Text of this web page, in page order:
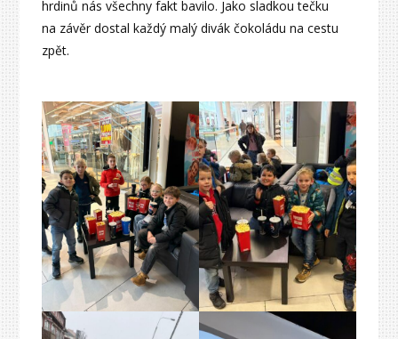
hrdinů nás všechny fakt bavilo. Jako sladkou tečku
na závěr dostal každý malý divák čokoládu na cestu
zpět.